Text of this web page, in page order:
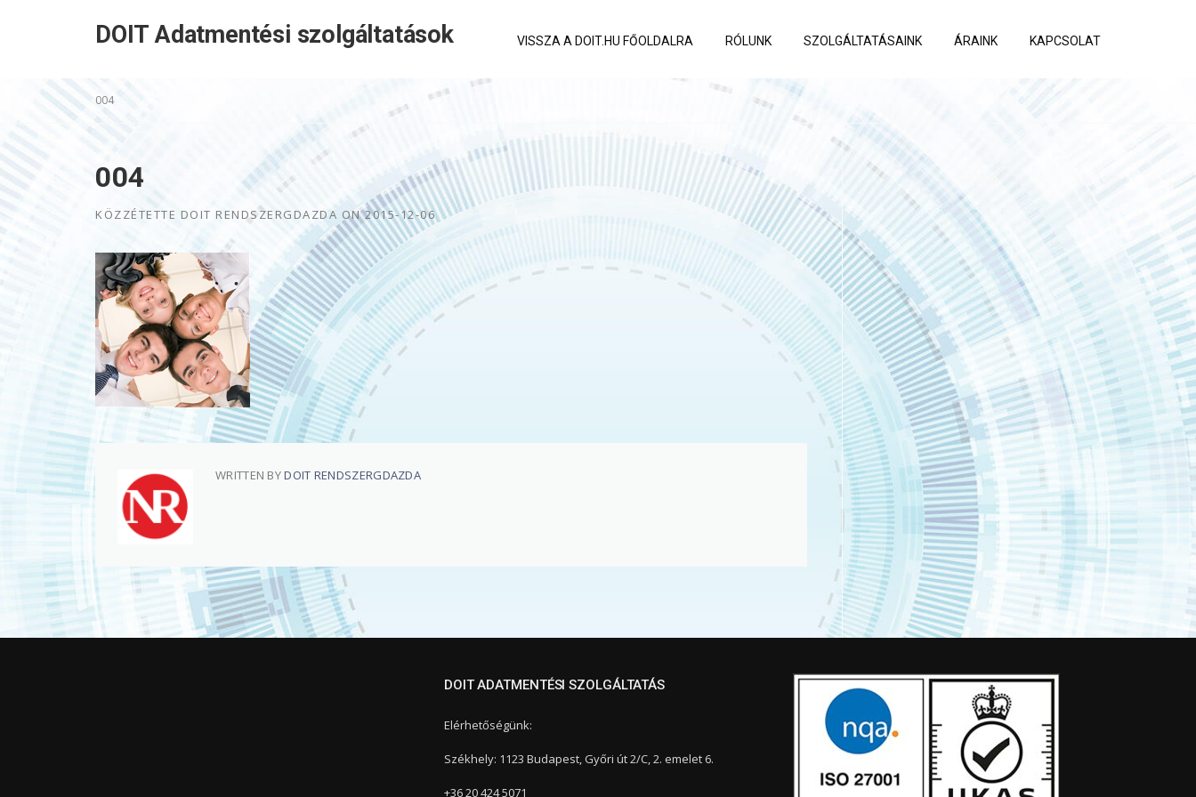
DOIT Adatmentési szolgáltatások VISSZA A DOIT.HU FŐOLDALRA RÓLUNK SZOLGÁLTATÁSAINK ÁRAINK KAPCSOLAT
004
004
KÖZZÉTETTE DOIT RENDSZERGDAZDA ON2015-12-06
WRITTEN BYDOIT RENDSZERGDAZDA
DOIT ADATMENTÉSI SZOLGÁLTATÁS
Elérhetőségünk:
Székhely: 1123 Budapest, Győri út 2/C, 2. emelet 6.
+36 20 424 5071